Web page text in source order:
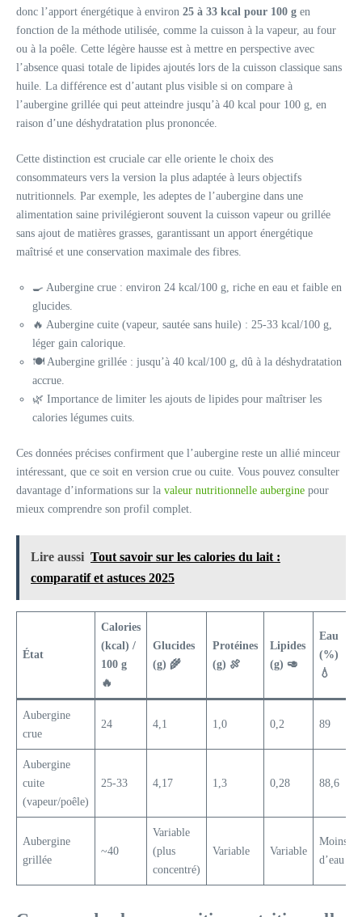
donc l’apport énergétique à environ 25 à 33 kcal pour 100 g en
fonction de la méthode utilisée, comme la cuisson à la vapeur, au four
ou à la poêle. Cette légère hausse est à mettre en perspective avec
l’absence quasi totale de lipides ajoutés lors de la cuisson classique sans
huile. La différence est d’autant plus visible si on compare à
l’aubergine grillée qui peut atteindre jusqu’à 40 kcal pour 100 g, en
raison d’une déshydratation plus prononcée.
Cette distinction est cruciale car elle oriente le choix des
consommateurs vers la version la plus adaptée à leurs objectifs
nutritionnels. Par exemple, les adeptes de l’aubergine dans une
alimentation saine privilégieront souvent la cuisson vapeur ou grillée
sans ajout de matières grasses, garantissant un apport énergétique
maîtrisé et une conservation maximale des fibres.
🍳 Aubergine crue : environ 24 kcal/100 g, riche en eau et faible en
glucides.
🔥 Aubergine cuite (vapeur, sautée sans huile) : 25-33 kcal/100 g,
léger gain calorique.
🍽️ Aubergine grillée : jusqu’à 40 kcal/100 g, dû à la déshydratation
accrue.
🌿 Importance de limiter les ajouts de lipides pour maîtriser les
calories légumes cuits.
Ces données précises confirment que l’aubergine reste un allié minceur
intéressant, que ce soit en version crue ou cuite. Vous pouvez consulter
davantage d’informations sur la valeur nutritionnelle aubergine pour
mieux comprendre son profil complet.
Lire aussi Tout savoir sur les calories du lait :
comparatif et astuces 2025
État
Calories
(kcal) /
100 g
🔥
Glucides
(g) 🌾
Protéines
(g) 🍖
Lipides
(g) 🥑
Eau
(%)
💧
Aubergine
crue
24 4,1 1,0 0,2 89
Aubergine
cuite
(vapeur/poêle)
25-33 4,17 1,3 0,28 88,6
Aubergine
grillée
~40
Variable
(plus
concentré)
Variable Variable
Moins
d’eau